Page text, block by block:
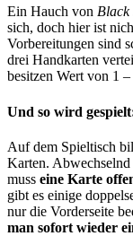
Ein Hauch von Black
sich, doch hier ist
Vorbereitungen sind
drei Handkarten
besitzen Wert von 1 –
Und so wird
Auf dem Spieltisch
Karten.
muss eine Karte
gibt es einige
nur die Vorderseite
man sofort wieder